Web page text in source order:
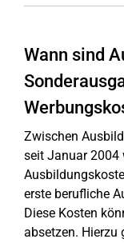
Wann sind
Zwischen
seit Januar 2004
erste berufliche
Diese Kosten
absetzen. Hierzu